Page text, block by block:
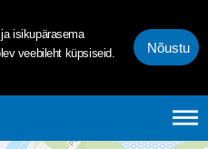
isikupärasema
veebileht küpsiseid.
Nõustu